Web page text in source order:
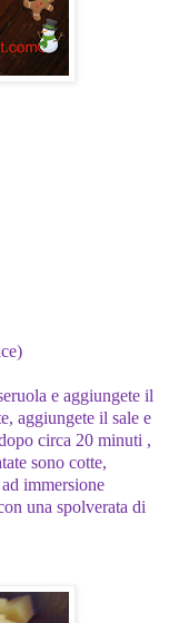
e aggiungete il
aggiungete il sale e
circa 20 minuti ,
sono cotte,
immersione
una spolverata di